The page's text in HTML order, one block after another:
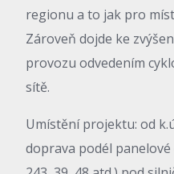
regionu a to jak pro
Zároveň dojde ke
provozu odvedením
sítě.
Umístění projektu: od
doprava podél panelové